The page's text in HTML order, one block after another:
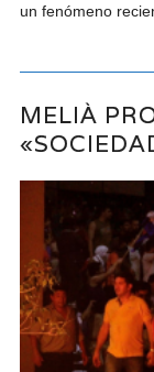
un fenómeno
MELIÀ